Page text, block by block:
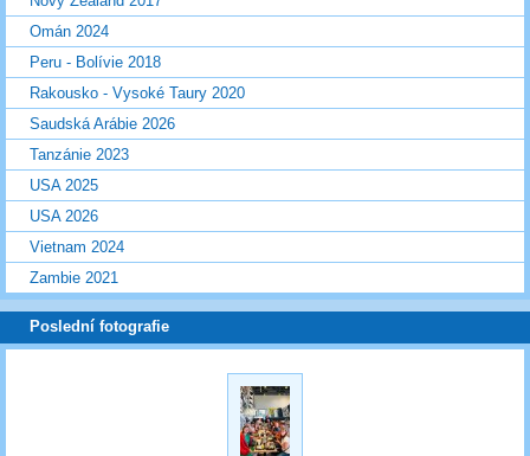
Omán 2024
Peru - Bolívie 2018
Rakousko - Vysoké Taury 2020
Saudská Arábie 2026
Tanzánie 2023
USA 2025
USA 2026
Vietnam 2024
Zambie 2021
Poslední fotografie